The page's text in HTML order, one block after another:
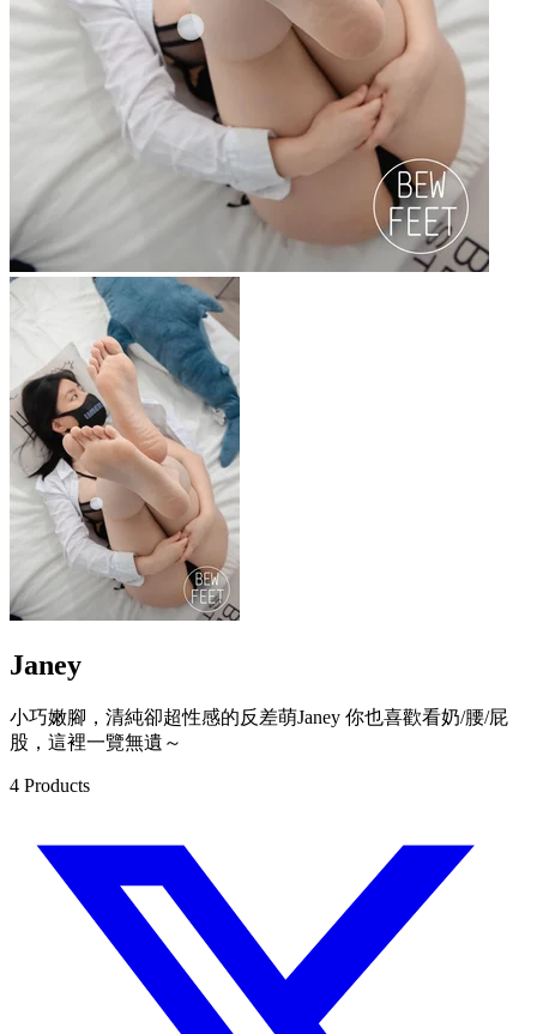
Janey
小巧嫩腳，清純卻超性感的反差萌Janey 你也喜歡看奶/腰/屁
股，這裡一覽無遺～
4 Products